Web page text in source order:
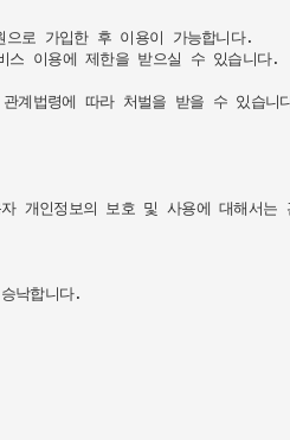
로 가입한 후 이용이 가능합니다.
스 이용에 제한을 받으실 수 있습니다.
계법령에 따라 처벌을 받을 수 있습니
개인정보의 보호 및 사용에 대해
낙합니다.